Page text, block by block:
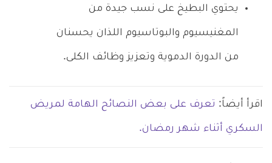
يحتوي البطيخ على نسب جيدة من
المغنيسيوم والبوتاسيوم اللذان يحسنان
من الدورة الدموية وتعزيز وظائف الكلى.
اقرأ أيضاً: تعرف على بعض النصائح الهامة لمريض
السكري أثناء شهر رمضان.